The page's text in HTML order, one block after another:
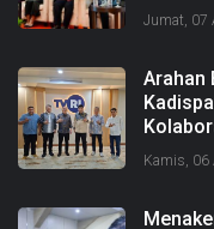
Jumat, 07
Arahan
2026
Kamis, 06